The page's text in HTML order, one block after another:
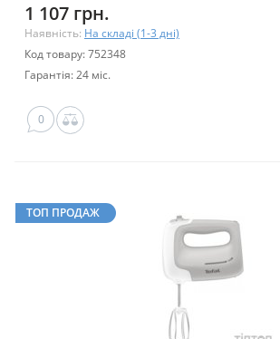
1 107 грн.
Наявність: На складі (1-3 дні)
Код товару: 752348
Гарантія: 24 міс.
0
ТОП ПРОДАЖ